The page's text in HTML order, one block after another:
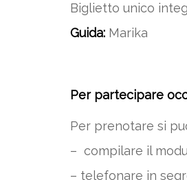
Biglietto unico
Guida: Marika
Per partecipare
Per prenotare si
– compilare il
– telefonare in